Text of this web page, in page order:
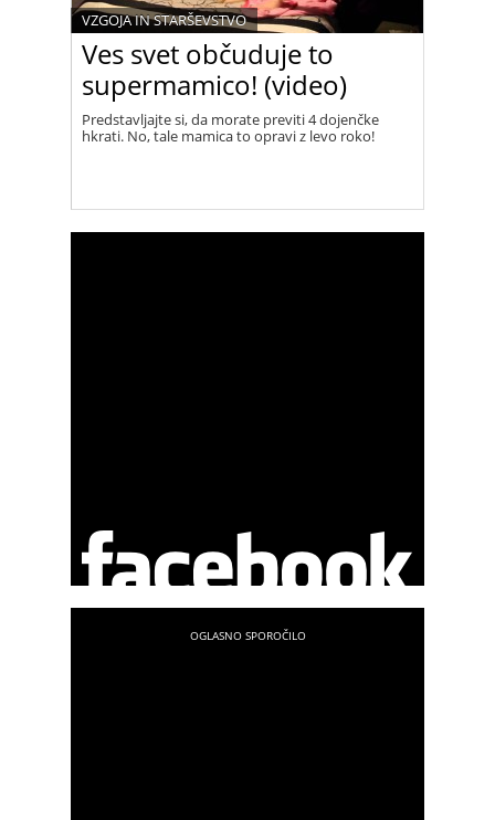
Ves svet občuduje to
supermamico! (video)
VZGOJA IN STARŠEVSTVO
Predstavljajte si, da morate previti 4 dojenčke
hkrati. No, tale mamica to opravi z levo roko!